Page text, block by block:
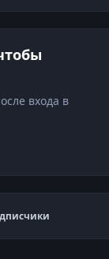
входа в